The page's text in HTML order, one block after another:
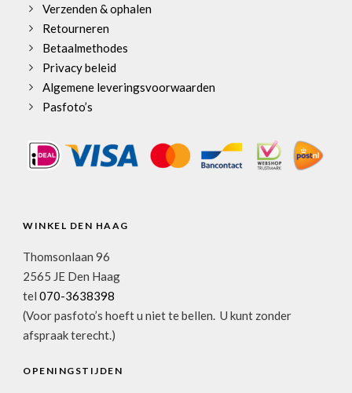
Verzenden & ophalen
Retourneren
Betaalmethodes
Privacy beleid
Algemene leveringsvoorwaarden
Pasfoto’s
WINKEL DEN HAAG
Thomsonlaan 96
2565 JE Den Haag
tel 070-3638398
(Voor pasfoto’s hoeft u niet te bellen. U kunt zonder
afspraak terecht.)
OPENINGSTIJDEN